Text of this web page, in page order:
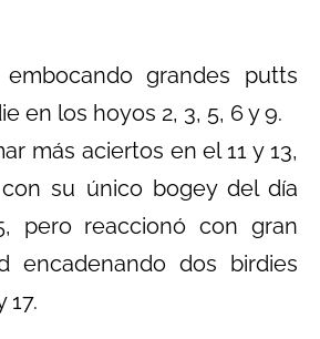
embocando grandes putts
en los hoyos 2, 3, 5, 6 y 9.
más aciertos en el 11 y 13,
su único bogey del día
pero reaccionó con gran
encadenando dos birdies
17.